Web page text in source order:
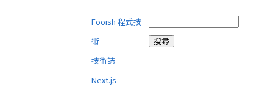
Fooish 程式技
術
技術誌
Next.js